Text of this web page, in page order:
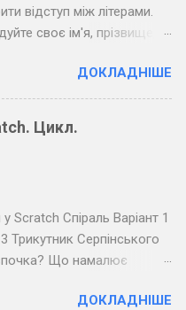
відступ між літерами.
своє ім'я, прізвище,
обміняйтеся
товаришем по парті та
товариша.
повідомлення.
повідомлення для
ще довші між словами).
своїх товаришів.
ДОКЛАДНІШЕ
Цикл.
Scratch Спіраль Варіант 1
Трикутник Серпінського
Що намалює
ДОКЛАДНІШЕ